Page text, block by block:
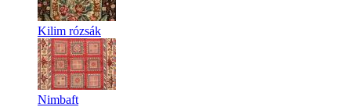
Kilim rózsák
Nimbaft